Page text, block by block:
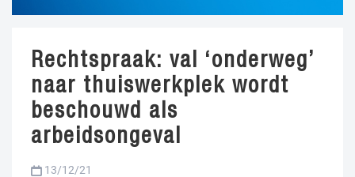
Rechtspraak: val ‘onderweg’
naar thuiswerkplek wordt
beschouwd als
arbeidsongeval
13/12/21